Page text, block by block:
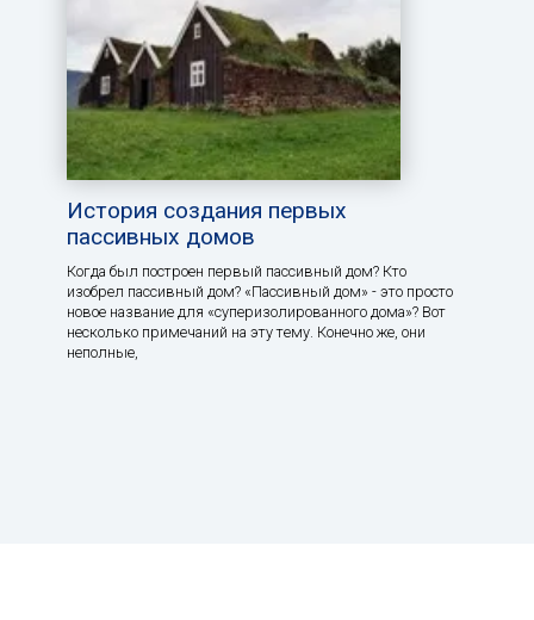
История создания первых
пассивных домов
Когда был построен первый пассивный дом? Кто
изобрел пассивный дом? «Пассивный дом» - это просто
новое название для «суперизолированного дома»? Вот
несколько примечаний на эту тему. Конечно же, они
неполные,